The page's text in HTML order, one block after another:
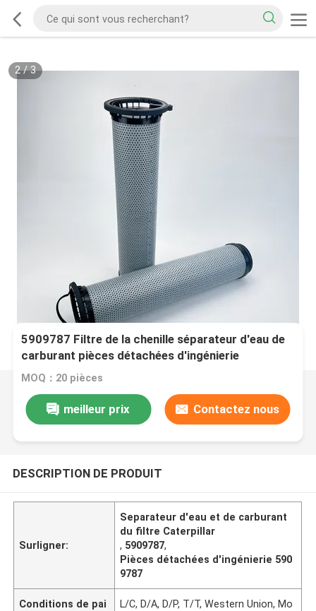
2/3
5909787 Filtre de la chenille séparateur d'eau de
carburant pièces détachées d'ingénierie
MOQ：20 pièces
meilleur prix Contactez nous
DESCRIPTION DE PRODUIT
Surligner:
Separateur d'eau et de carburant
du filtre Caterpillar
, 5909787,
Pièces détachées d'ingénierie 590
9787
Conditions de pai
L/C, D/A, D/P, T/T, Western Union, Mo